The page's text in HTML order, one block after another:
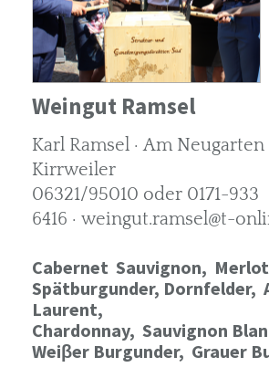
Weingut Ramsel
Karl Ramsel · Am Neugarten
Kirrweiler
06321/95010 oder 0171-933
6416 · weingut.ramsel@t-
Cabernet Sauvignon,
Spätburgunder, Dornfelder,
Laurent,
Chardonnay, Sauvignon
Weiβer Burgunder, Grauer